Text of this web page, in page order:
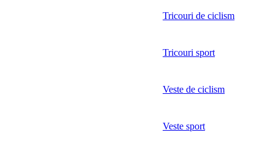
Tricouri de ciclism
Tricouri sport
Veste de ciclism
Veste sport